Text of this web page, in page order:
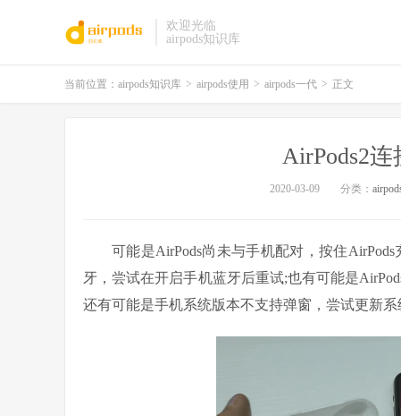
欢迎光临
airpods知识库
当前位置： airpods知识库 > airpods使用 > airpods一代 > 正文
AirPods2
2020-03-09 分类：
可能是AirPods尚未与手机配对，按住
牙，尝试在开启手机蓝牙后重试;也有可能是
还有可能是手机系统版本不支持弹窗，尝试更新系